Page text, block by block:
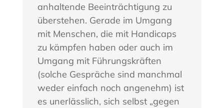
anhaltende Beeinträchtigung zu
überstehen. Gerade im Umgang
mit Menschen, die mit Handicaps
zu kämpfen haben oder auch im
Umgang mit Führungskräften
(solche Gespräche sind manchmal
weder einfach noch angenehm) ist
es unerlässlich, sich selbst „gegen